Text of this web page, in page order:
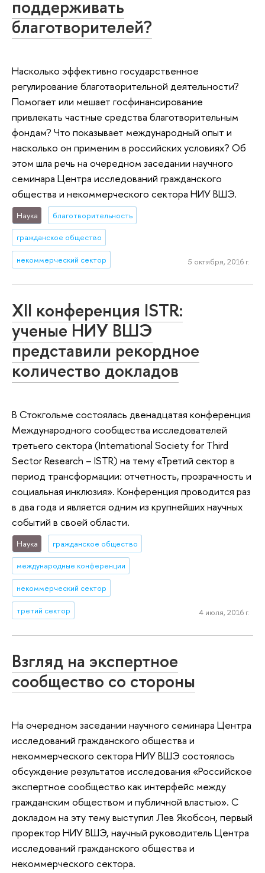
поддерживать
благотворителей?
Насколько эффективно государственное
регулирование благотворительной деятельности?
Помогает или мешает госфинансирование
привлекать частные средства благотворительным
фондам? Что показывает международный опыт и
насколько он применим в российских условиях? Об
этом шла речь на очередном заседании научного
семинара Центра исследований гражданского
общества и некоммерческого сектора НИУ ВШЭ.
Наука благотворительность
гражданское общество
некоммерческий сектор 5 октября, 2016 г.
XII конференция ISTR:
ученые НИУ ВШЭ
представили рекордное
количество докладов
В Стокгольме состоялась двенадцатая конференция
Международного сообщества исследователей
третьего сектора (International Society for Third
Sector Research – ISTR) на тему «Третий сектор в
период трансформации: отчетность, прозрачность и
социальная инклюзия». Конференция проводится раз
в два года и является одним из крупнейших научных
событий в своей области.
Наука гражданское общество
международные конференции
некоммерческий сектор
третий сектор 4 июля, 2016 г.
Взгляд на экспертное
сообщество со стороны
На очередном заседании научного семинара Центра
исследований гражданского общества и
некоммерческого сектора НИУ ВШЭ состоялось
обсуждение результатов исследования «Российское
экспертное сообщество как интерфейс между
гражданским обществом и публичной властью». С
докладом на эту тему выступил Лев Якобсон, первый
проректор НИУ ВШЭ, научный руководитель Центра
исследований гражданского общества и
некоммерческого сектора.